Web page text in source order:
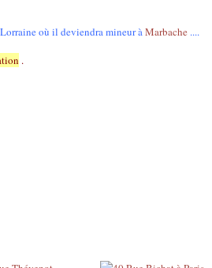
où il deviendra mineur àMarbache ....
.